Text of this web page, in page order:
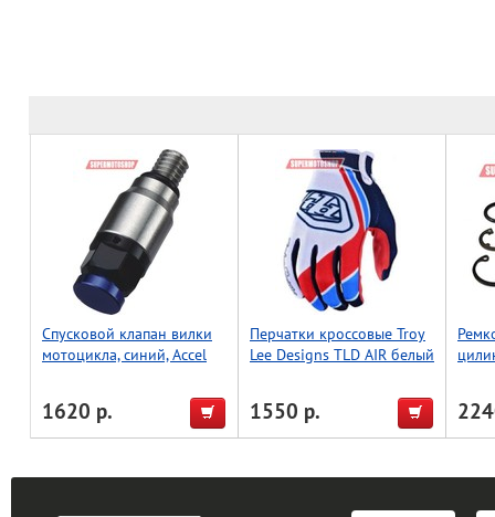
Спусковой клапан вилки
мотоцикла, синий, Accel
1620 р.
Перчатки кроссовые Troy
Lee Designs TLD AIR белый
1550 р.